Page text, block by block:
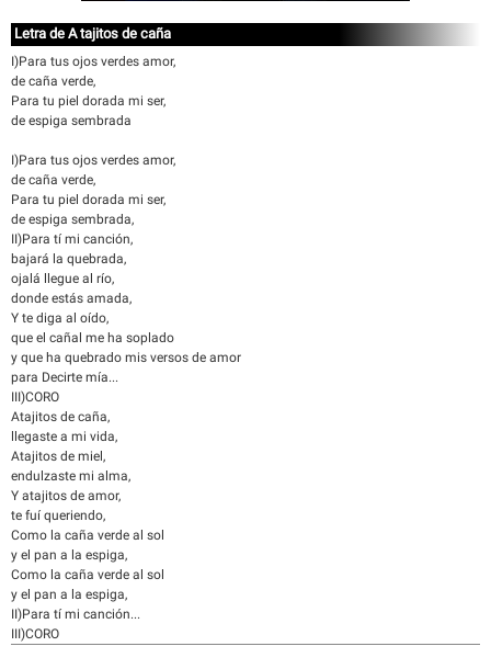
Letra de A tajitos de caña
I)Para tus ojos verdes amor,
de caña verde,
Para tu piel dorada mi ser,
de espiga sembrada
I)Para tus ojos verdes amor,
de caña verde,
Para tu piel dorada mi ser,
de espiga sembrada,
II)Para tí mi canción,
bajará la quebrada,
ojalá llegue al río,
donde estás amada,
Y te diga al oído,
que el cañal me ha soplado
y que ha quebrado mis versos de amor
para Decirte mía...
III)CORO
Atajitos de caña,
llegaste a mi vida,
Atajitos de miel,
endulzaste mi alma,
Y atajitos de amor,
te fuí queriendo,
Como la caña verde al sol
y el pan a la espiga,
Como la caña verde al sol
y el pan a la espiga,
II)Para tí mi canción...
III)CORO